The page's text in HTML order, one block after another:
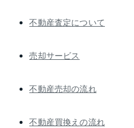
不動産査定について
売却サービス
不動産売却の流れ
不動産買換えの流れ